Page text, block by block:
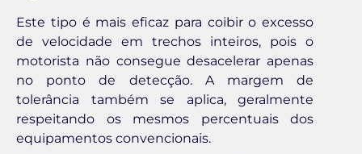
Este tipo é mais eficaz para coibir o excesso
de velocidade em trechos inteiros, pois o
motorista não consegue desacelerar apenas
no ponto de detecção. A margem de
tolerância também se aplica, geralmente
respeitando os mesmos percentuais dos
equipamentos convencionais.